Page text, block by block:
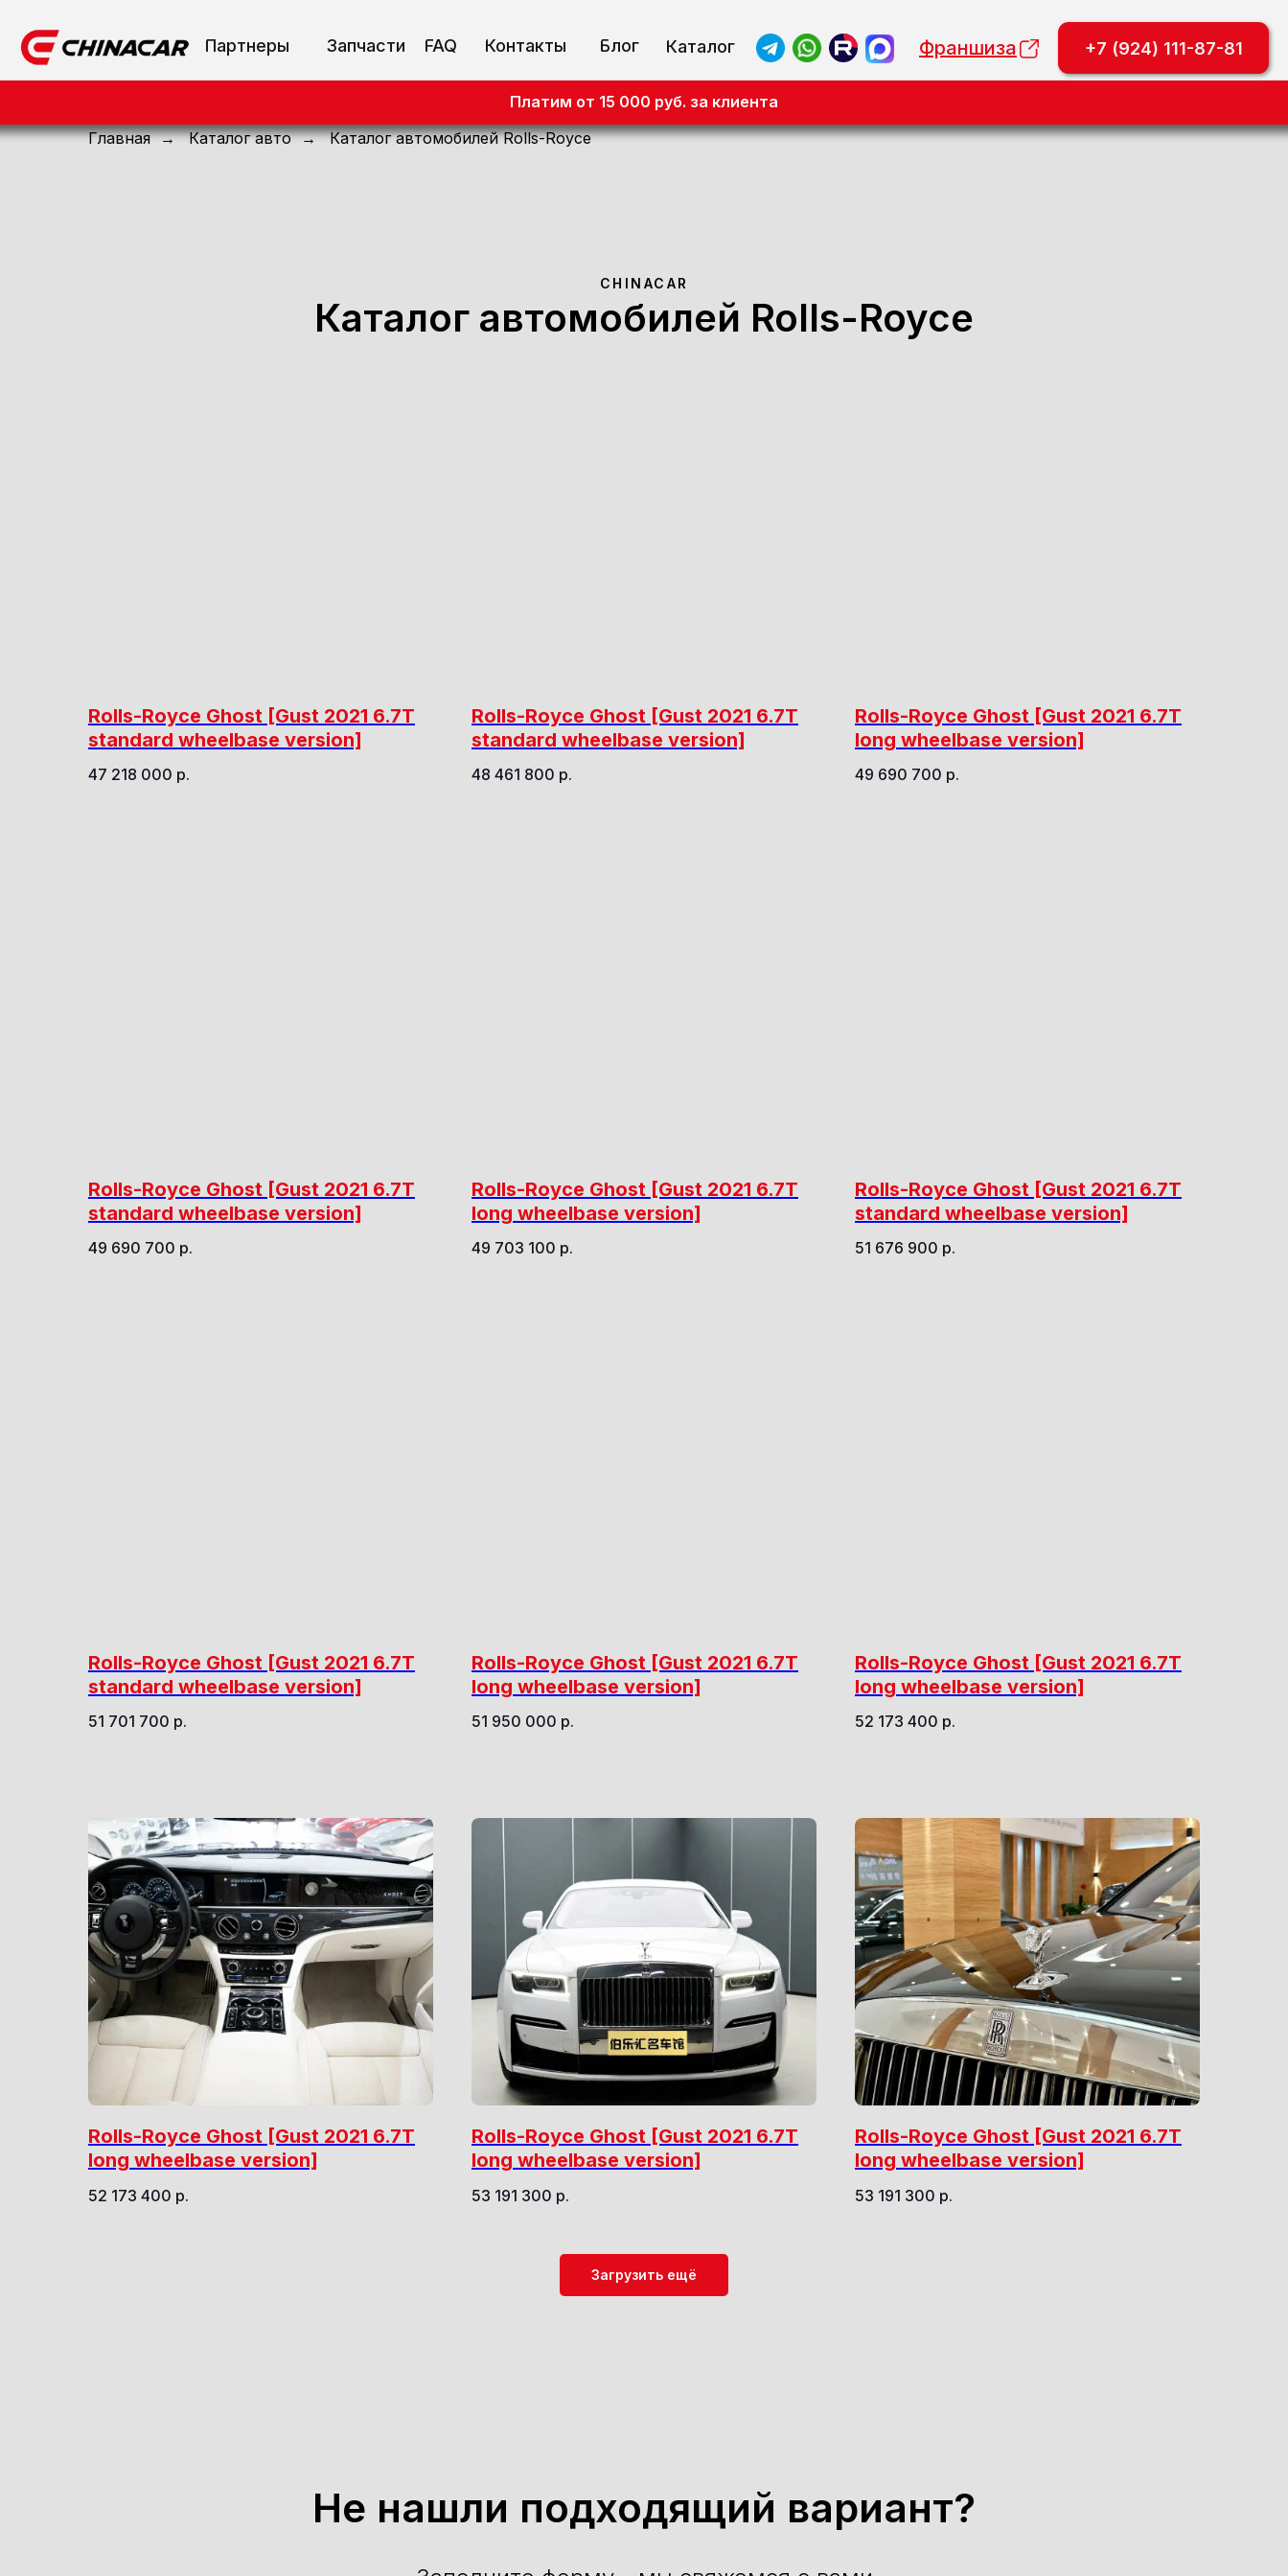
Франшиза
Контакты Каталог
Блог
Запчасти FAQ
Партнеры +7 (924) 111-87-81
Платим от 15 000 руб. за клиента
Главная → Каталог авто → Каталог автомобилей Rolls-Royce
CHINACAR
Каталог автомобилей Rolls-Royce
Rolls-Royce Ghost [Gust 2021 6.7T
standard wheelbase version]
47 218 000 р.
Rolls-Royce Ghost [Gust 2021 6.7T
standard wheelbase version]
48 461 800 р.
Rolls-Royce Ghost [Gust 2021 6.7T
long wheelbase version]
49 690 700 р.
Rolls-Royce Ghost [Gust 2021 6.7T
standard wheelbase version]
49 690 700 р.
Rolls-Royce Ghost [Gust 2021 6.7T
long wheelbase version]
49 703 100 р.
Rolls-Royce Ghost [Gust 2021 6.7T
standard wheelbase version]
51 676 900 р.
Rolls-Royce Ghost [Gust 2021 6.7T
standard wheelbase version]
51 701 700 р.
Rolls-Royce Ghost [Gust 2021 6.7T
long wheelbase version]
51 950 000 р.
Rolls-Royce Ghost [Gust 2021 6.7T
long wheelbase version]
52 173 400 р.
Rolls-Royce Ghost [Gust 2021 6.7T
long wheelbase version]
52 173 400 р.
Rolls-Royce Ghost [Gust 2021 6.7T
long wheelbase version]
53 191 300 р.
Rolls-Royce Ghost [Gust 2021 6.7T
long wheelbase version]
53 191 300 р.
Загрузить ещё
Не нашли подходящий вариант?